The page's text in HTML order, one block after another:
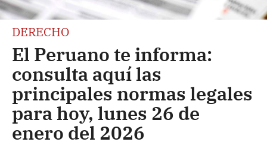
DERECHO
El Peruano te informa:
consulta aquí las
principales normas legales
para hoy, lunes 26 de
enero del 2026